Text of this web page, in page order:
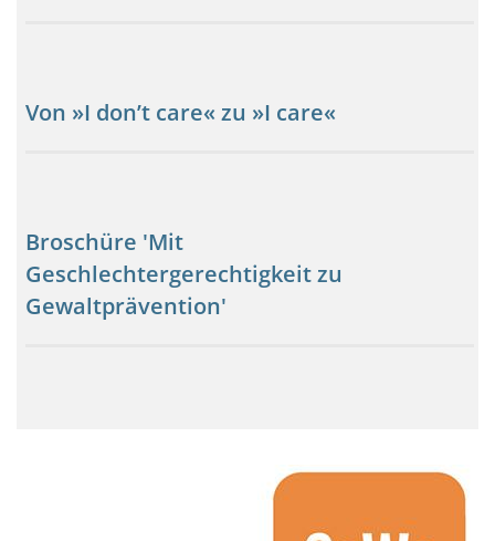
Von »I don’t care« zu »I care«
Broschüre 'Mit
Geschlechtergerechtigkeit zu
Gewaltprävention'
Image